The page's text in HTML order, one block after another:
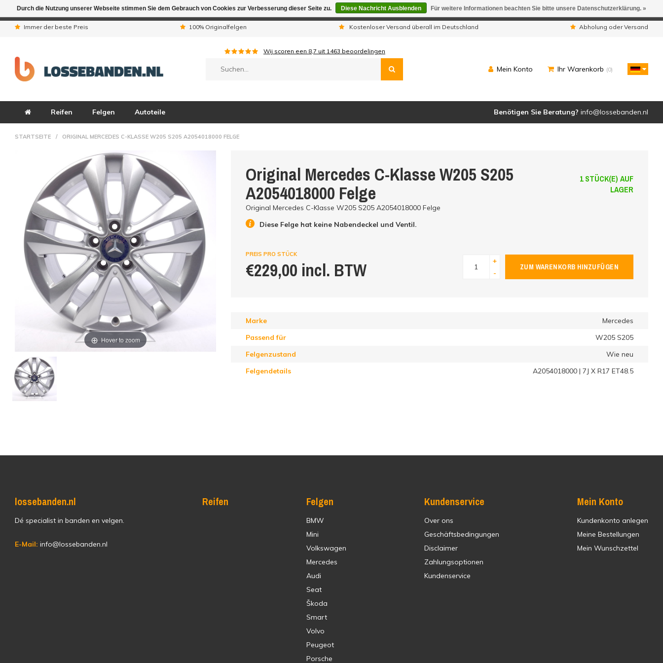
Immer der beste Preis 100% Originalfelgen Kostenloser Versand überall im Deutschland Abholung oder Versand
Wij scoren een 8,7 uit 1463 beoordelingen
Mein Konto Ihr Warenkorb (0)
Reifen Felgen Autoteile Benötigen Sie Beratung? info@lossebanden.nl
STARTSEITE / ORIGINAL MERCEDES C-KLASSE W205 S205 A2054018000 FELGE
Hover to zoom
Original Mercedes C-Klasse W205 S205
A2054018000 Felge
1 STÜCK(E) AUF
LAGER
Original Mercedes C-Klasse W205 S205 A2054018000 Felge
Diese Felge hat keine Nabendeckel und Ventil.
PREIS PRO STÜCK
€229,00 incl. BTW
+
-
ZUM WARENKORB HINZUFÜGEN
Marke
Mercedes
Passend für
W205 S205
Felgenzustand
Wie neu
Felgendetails
A2054018000 | 7J X R17 ET48.5
lossebanden.nl
Dé specialist in banden en velgen.
E-Mail: info@lossebanden.nl
Reifen Felgen
BMW
Mini
Volkswagen
Mercedes
Audi
Seat
Škoda
Smart
Volvo
Peugeot
Porsche
Kundenservice
Over ons
Geschäftsbedingungen
Disclaimer
Zahlungsoptionen
Kundenservice
Mein Konto
Kundenkonto anlegen
Meine Bestellungen
Mein Wunschzettel
Durch die Nutzung unserer Webseite stimmen Sie dem Gebrauch von Cookies zur Verbesserung dieser Seite zu. Diese Nachricht Ausblenden Für weitere Informationen beachten Sie bitte unsere Datenschutzerklärung. »
Aufgrund der Ferientagen sind wir telefonisch nicht erreichbar. Aufgegebene Bestellungen werden geliefert.